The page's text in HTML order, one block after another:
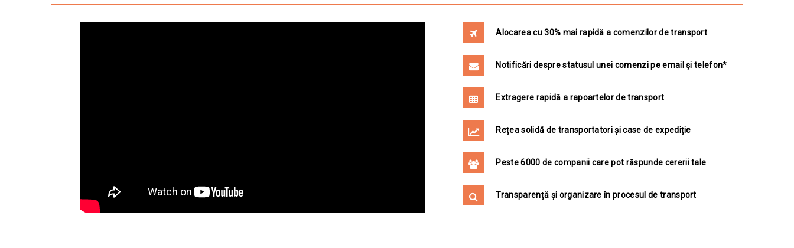
Alocarea cu 30% mai rapidă a comenzilor de transport
Notificări despre statusul unei comenzi pe email și telefon*
Extragere rapidă a rapoartelor de transport
Rețea solidă de transportatori și case de expediție
Peste 6000 de companii care pot răspunde cererii tale
Transparență și organizare în procesul de transport